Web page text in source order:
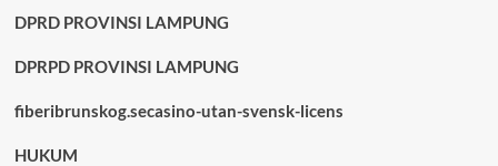
DPRD PROVINSI LAMPUNG
DPRPD PROVINSI LAMPUNG
fiberibrunskog.secasino-utan-svensk-licens
HUKUM